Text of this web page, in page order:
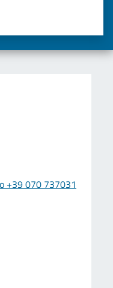
+39 070 737031